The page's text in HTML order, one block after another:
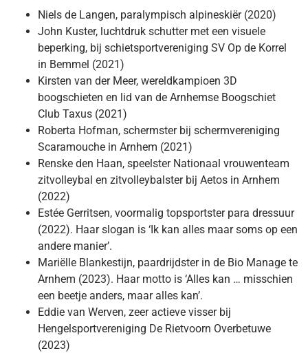
Niels de Langen, paralympisch alpineskiër (2020)
John Kuster, luchtdruk schutter met een visuele
beperking, bij schietsportvereniging SV Op de Korrel
in Bemmel (2021)
Kirsten van der Meer, wereldkampioen 3D
boogschieten en lid van de Arnhemse Boogschiet
Club Taxus (2021)
Roberta Hofman, schermster bij schermvereniging
Scaramouche in Arnhem (2021)
Renske den Haan, speelster Nationaal vrouwenteam
zitvolleybal en zitvolleybalster bij Aetos in Arnhem
(2022)
Estée Gerritsen, voormalig topsportster para dressuur
(2022). Haar slogan is ‘Ik kan alles maar soms op een
andere manier’.
Mariëlle Blankestijn, paardrijdster in de Bio Manage te
Arnhem (2023). Haar motto is ‘Alles kan … misschien
een beetje anders, maar alles kan’.
Eddie van Werven, zeer actieve visser bij
Hengelsportvereniging De Rietvoorn Overbetuwe
(2023)